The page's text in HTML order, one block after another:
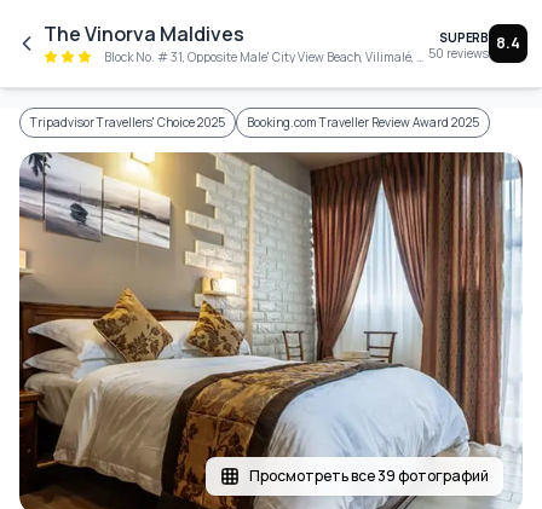
Skip to main content
The Vinorva Maldives
SUPERB
50 reviews 8.4
Tripadvisor Travellers' Choice 2025 Booking.com Traveller Review Award 2025
Просмотреть все 39 фотографий